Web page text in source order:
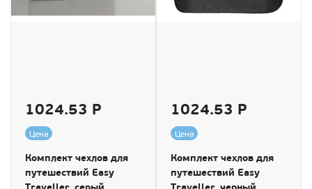
1024.53 Р
Цена
Комплект чехлов для
путешествий Easy
1024.53 Р
Цена
Комплект чехлов для
путешествий Easy